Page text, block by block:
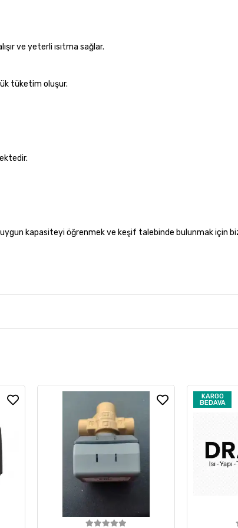
ve yeterli ısıtma sağlar.
tüketim oluşur.
uygun kapasiteyi öğrenmek ve keşif talebinde bulunmak için
KARGO
BEDAVA